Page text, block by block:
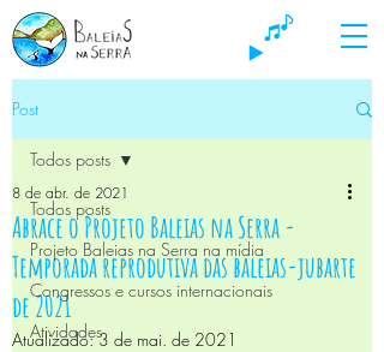
Post
Todos posts
Projeto Baleias na Serra na mídia
Congressos e cursos internacionais
Atividades
Todos posts
Abrace o Projeto Baleias na Serra -
Temporada reprodutiva das baleias-jubarte
de 2021
8 de abr. de 2021
Atualizado:3 de mai. de 2021